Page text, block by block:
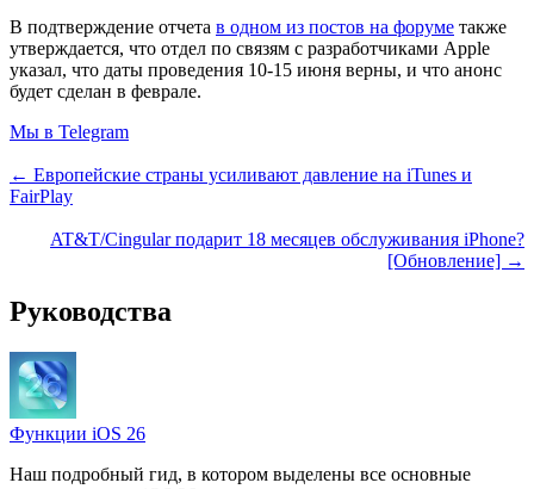
В подтверждение отчета в одном из постов на форуме также
утверждается, что отдел по связям с разработчиками Apple
указал, что даты проведения 10-15 июня верны, и что анонс
будет сделан в феврале.
Мы в Telegram
← Европейские страны усиливают давление на iTunes и
FairPlay
AT&T/Cingular подарит 18 месяцев обслуживания iPhone?
[Обновление] →
Руководства
Функции iOS 26
Наш подробный гид, в котором выделены все основные